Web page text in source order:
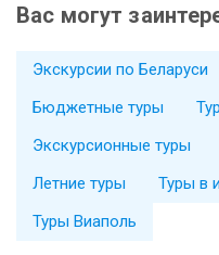
Вас могут
Экскурсии по Беларуси
Бюджетные туры
Экскурсионные туры
Летние туры
Туры в
Туры Виаполь